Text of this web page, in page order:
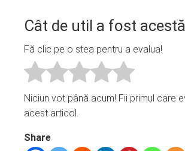
Cât de util a fost
Fă clic pe o stea pentru a evalua!
Niciun vot până acum! Fii primul care
acest articol.
Share